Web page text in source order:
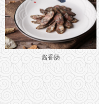
酱香肠